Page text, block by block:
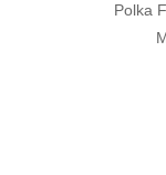
Polka